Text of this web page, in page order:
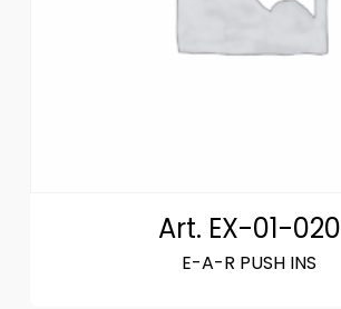
Art. EX-01-020
E-A-R PUSH INS